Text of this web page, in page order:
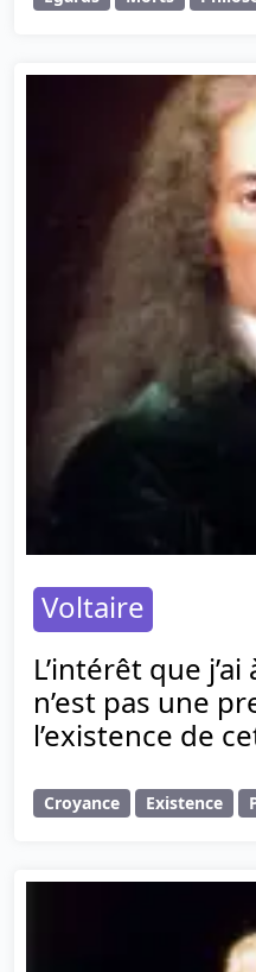
Voltaire
L’intérêt que
n’est pas une
l’existence de
Croyance Existence